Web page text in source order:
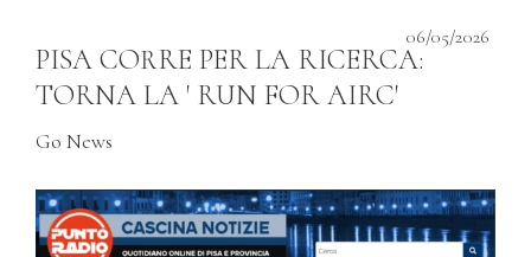
06/05/2026
PISA CORRE PER LA RICERCA:
TORNA LA ' RUN FOR AIRC'
Go News